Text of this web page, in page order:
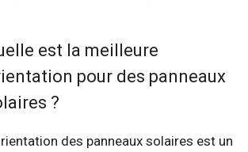
est la meilleure
pour des panneaux
?
des panneaux solaires est un